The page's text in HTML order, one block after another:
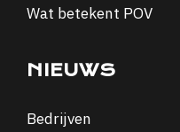
Wat betekent POV
NIEUWS
Bedrijven